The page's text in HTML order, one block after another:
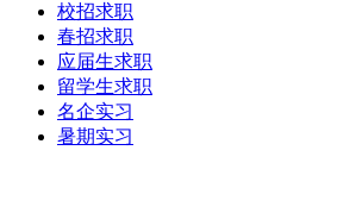
校招求职
春招求职
应届生求职
留学生求职
名企实习
暑期实习